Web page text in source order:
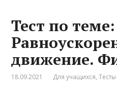
Тест по теме:
движение.
18.09.2021 Для учащихся,Тесты